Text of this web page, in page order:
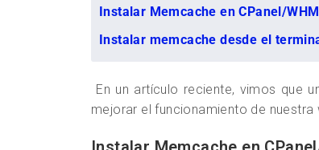
Instalar Memcache en CPanel/
Instalar memcache desde el
En un artículo reciente, vimos que
mejorar el funcionamiento de nuestra